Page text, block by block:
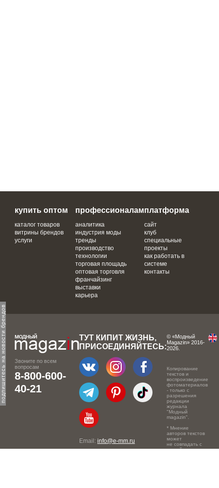
подпишитесь на новости брендов
купить оптом
каталог товаров
витрины брендов
услуги
профессионалам
аналитика
индустрия моды
тренды
производство
технологии
торговая площадь
оптовая торговля
франчайзинг
выставки
карьера
платформа
сайт
клуб
специальные
проекты
как работать в
системе
контакты
Звоните по всем
вопросам
8-800-600-
40-21
ТУТ КИПИТ ЖИЗНЬ,
ПРИСОЕДИНЯЙТЕСЬ:
Email: info@e-mm.ru
© «Модный
Magazin» 2016-
2026.
Копирование
текстов и
воспроизведение
фотоматериалов
- только с
разрешения
редакции
журнала
"Модный
magazin".
* Мнение
авторов текстов
может
не совпадать с
точкой зрения